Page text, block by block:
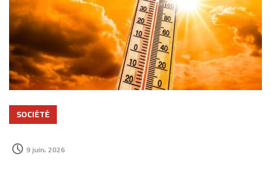
SOCIÉTÉ
9 juin، 2026